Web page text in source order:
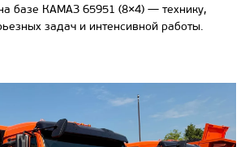
базе КАМАЗ 65951 (8×4) — технику,
задач и интенсивной работы.